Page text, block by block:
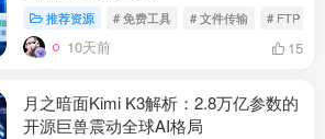
推荐资源 # 免费工具 # 文件传输 # FTP
10天前 15
月之暗面Kimi K3解析：2.8万亿参数的
开源巨兽震动全球AI格局